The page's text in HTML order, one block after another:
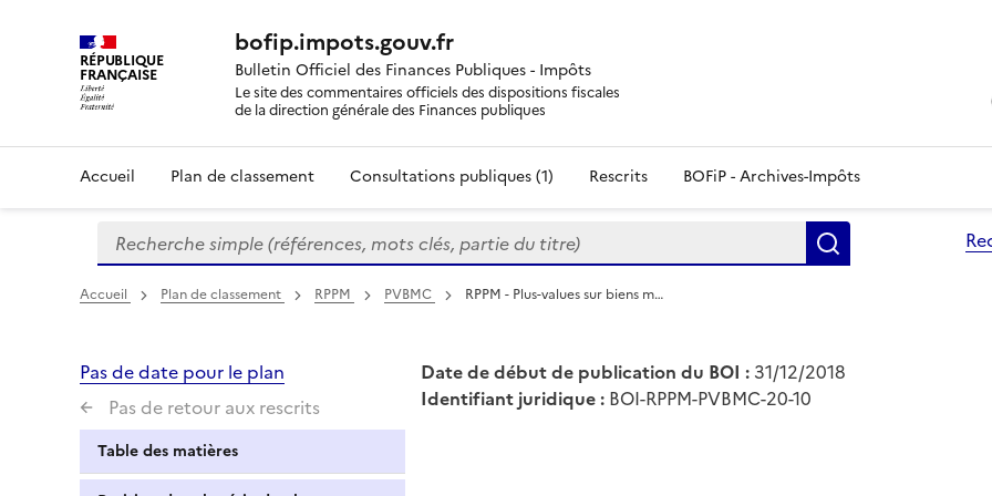
RÉPUBLIQUE
FRANÇAISE
bofip.impots.gouv.fr
Bulletin Officiel des Finances Publiques - Impôts
Le site des commentaires officiels des dispositions fiscales
de la direction générale des Finances publiques
Accueil Plan de classement Consultations publiques (1) Rescrits BOFiP - Archives-Impôts
Formulaire
de
recherche
Recherche simple (références, mots clés, partie du titre)
Accueil Plan de classement RPPM PVBMC RPPM - Plus-values sur biens m…
Pas de date pour le plan
Pas de retour aux rescrits
Table des matières
Date de début de publication du BOI : 31/12/2018
Identifiant juridique : BOI-RPPM-PVBMC-20-10